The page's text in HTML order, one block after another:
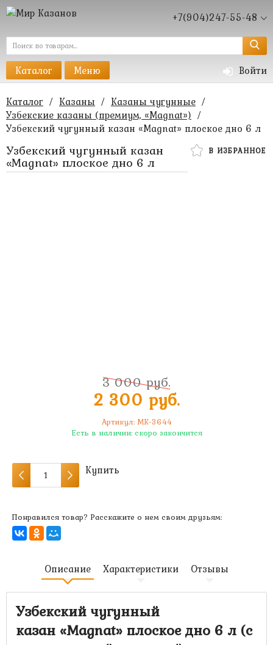
+7(904)247-55-48
Каталог Меню Войти
Каталог / Казаны / Казаны чугунные /
Узбекские казаны (премиум, «Magnat») /
Узбекский чугунный казан «Magnat» плоское дно 6 л
В ИЗБРАННОЕ
Узбекский чугунный казан
«Magnat» плоское дно 6 л
3 000 руб.
2 300 руб.
Артикул: MK-3644
Есть в наличии: скоро закончится
Купить
Понравился товар? Расскажите о нем своим друзьям:
Описание Характеристики Отзывы
Узбекский чугунный
казан «Magnat» плоское дно 6 л (с